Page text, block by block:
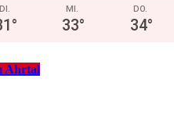
DI.
°
MI.
33°
DO.
34°
Ahrtal